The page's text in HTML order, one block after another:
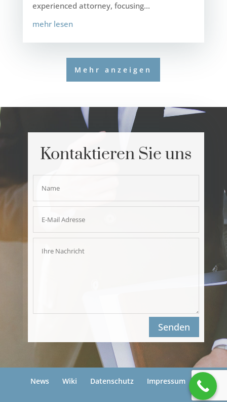
experienced attorney, focusing...
mehr lesen
Mehr anzeigen
Kontaktieren Sie uns
Senden
News Wiki Datenschutz Impressum